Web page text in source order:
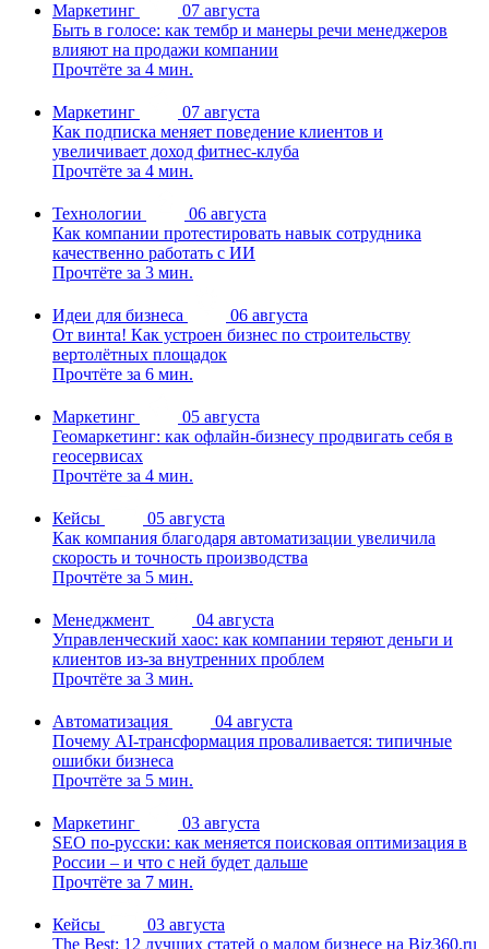
Маркетинг
07 августа
Быть в голосе: как тембр и манеры речи менеджеров
влияют на продажи компании
Прочтёте за 4 мин.
Маркетинг
07 августа
Как подписка меняет поведение клиентов и
увеличивает доход фитнес-клуба
Прочтёте за 4 мин.
Технологии
06 августа
Как компании протестировать навык сотрудника
качественно работать с ИИ
Прочтёте за 3 мин.
Идеи для бизнеса
06 августа
От винта! Как устроен бизнес по строительству
вертолётных площадок
Прочтёте за 6 мин.
Маркетинг
05 августа
Геомаркетинг: как офлайн-бизнесу продвигать себя в
геосервисах
Прочтёте за 4 мин.
Кейсы
05 августа
Как компания благодаря автоматизации увеличила
скорость и точность производства
Прочтёте за 5 мин.
Менеджмент
04 августа
Управленческий хаос: как компании теряют деньги и
клиентов из-за внутренних проблем
Прочтёте за 3 мин.
Автоматизация
04 августа
Почему AI-трансформация проваливается: типичные
ошибки бизнеса
Прочтёте за 5 мин.
Маркетинг
03 августа
SEO по-русски: как меняется поисковая оптимизация в
России – и что с ней будет дальше
Прочтёте за 7 мин.
Кейсы
03 августа
The Best: 12 лучших статей о малом бизнесе на Biz360.ru